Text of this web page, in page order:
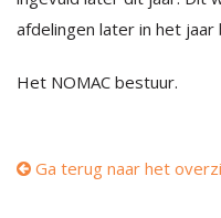
afdelingen later in het jaar
Het NOMAC bestuur.
Ga terug naar het